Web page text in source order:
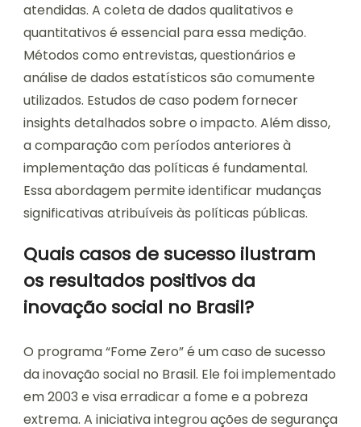
atendidas. A coleta de dados qualitativos e
quantitativos é essencial para essa medição.
Métodos como entrevistas, questionários e
análise de dados estatísticos são comumente
utilizados. Estudos de caso podem fornecer
insights detalhados sobre o impacto. Além disso,
a comparação com períodos anteriores à
implementação das políticas é fundamental.
Essa abordagem permite identificar mudanças
significativas atribuíveis às políticas públicas.
Quais casos de sucesso ilustram
os resultados positivos da
inovação social no Brasil?
O programa “Fome Zero” é um caso de sucesso
da inovação social no Brasil. Ele foi implementado
em 2003 e visa erradicar a fome e a pobreza
extrema. A iniciativa integrou ações de segurança